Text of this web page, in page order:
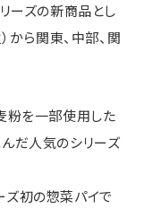
ーズの新商品とし
から関東、中部、関
粉を一部使用した
んだ人気のシリーズ
ズ初の惣菜パイで